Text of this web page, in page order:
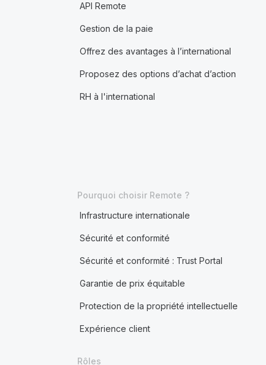
API Remote
Gestion de la paie
Offrez des avantages à l’international
Proposez des options d’achat d’action
RH à l'international
Pourquoi choisir Remote ?
Infrastructure internationale
Sécurité et conformité
Sécurité et conformité : Trust Portal
Garantie de prix équitable
Protection de la propriété intellectuelle
Expérience client
Rôles